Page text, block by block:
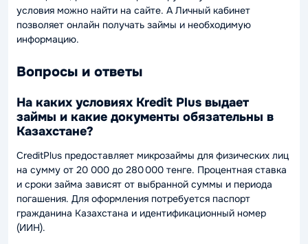
условия можно найти на сайте. А Личный кабинет
позволяет онлайн получать займы и необходимую
информацию.
Вопросы и ответы
На каких условиях Kredit Plus выдает
займы и какие документы обязательны в
Казахстане?
CreditPlus предоставляет микрозаймы для физических лиц
на сумму от 20 000 до 280 000 тенге. Процентная ставка
и сроки займа зависят от выбранной суммы и периода
погашения. Для оформления потребуется паспорт
гражданина Казахстана и идентификационный номер
(ИИН).